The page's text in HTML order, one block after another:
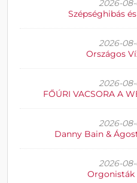
2026-
Szépséghibás
2026-
Országos
2026-
FŐÚRI VACSORA A
2026-
Danny Bain &
2026-
Orgonisták